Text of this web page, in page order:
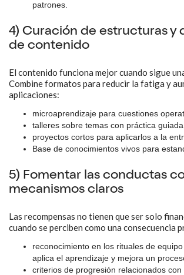
patrones.
4) Curación de estructuras y
de contenido
El contenido funciona mejor cuando sigue
Combine formatos para reducir la fatiga y
aplicaciones:
microaprendizaje para cuestiones
talleres sobre temas con práctica
proyectos cortos para aplicarlos a la
Base de conocimientos vivos para
5) Fomentar las conductas
mecanismos claros
Las recompensas no tienen que ser solo
cuando se perciben como una consecuencia
reconocimiento en los rituales de
aplica el aprendizaje y mejora un
criterios de progresión relacionados